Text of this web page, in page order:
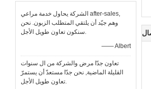
الشركة يحاول خدمة مراعي after-sales,
وهم جيّد أن يلتقي المتطلب الزبون. نحن
سنكون تعاون طويل الأجل.
—— Albert
تعاون جدّا مرض والشركة من ال سنوات
القليلة الماضية, نحن جدّا مستعدّ أن يستمرّ
تعاون طويل الأجل.